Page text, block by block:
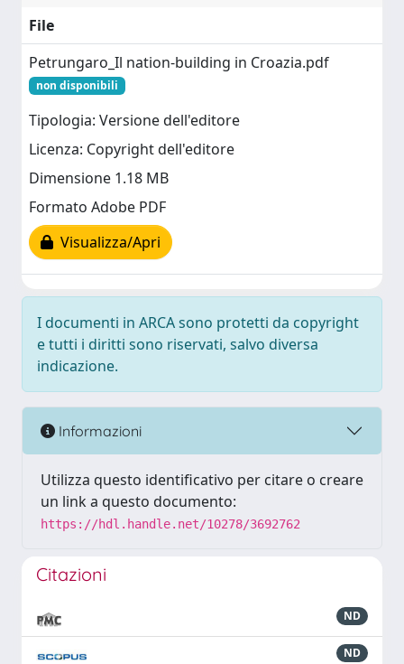
File
Petrungaro_Il nation-building in Croazia.pdf
non disponibili
Tipologia: Versione dell'editore
Licenza: Copyright dell'editore
Dimensione 1.18 MB
Formato Adobe PDF
Visualizza/Apri
I documenti in ARCA sono protetti da copyright
e tutti i diritti sono riservati, salvo diversa
indicazione.
Informazioni
Utilizza questo identificativo per citare o creare
un link a questo documento:
https://hdl.handle.net/10278/3692762
Citazioni
ND
ND